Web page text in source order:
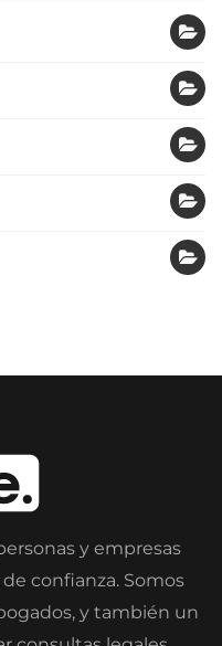
y empresas
confianza. Somos
y también un